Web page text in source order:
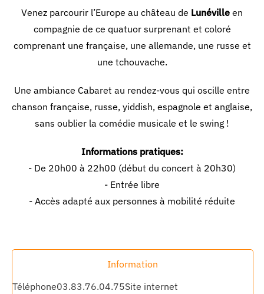
Venez parcourir l’Europe au château de Lunéville en
compagnie de ce quatuor surprenant et coloré
comprenant une française, une allemande, une russe et
une tchouvache.
Une ambiance Cabaret au rendez-vous qui oscille entre
chanson française, russe, yiddish, espagnole et anglaise,
sans oublier la comédie musicale et le swing !
Informations pratiques:
- De 20h00 à 22h00 (début du concert à 20h30)
- Entrée libre
- Accès adapté aux personnes à mobilité réduite
Information
Téléphone03.83.76.04.75Site internet